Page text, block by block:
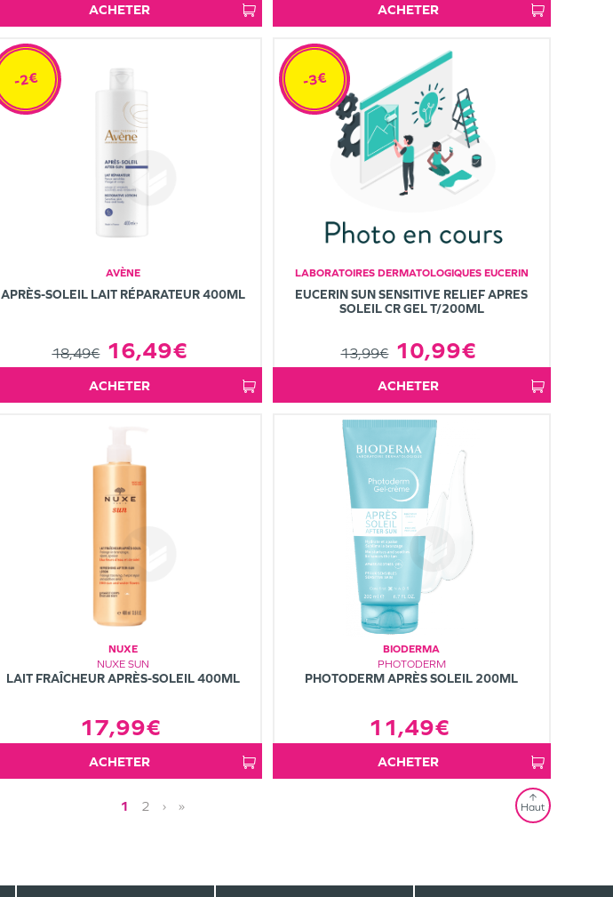
ACHETER ACHETER
AVÈNE
APRÈS-SOLEIL LAIT RÉPARATEUR 400ML
18,49€ 16,49€
-2€
ACHETER
LABORATOIRES DERMATOLOGIQUES EUCERIN
EUCERIN SUN SENSITIVE RELIEF APRES
SOLEIL CR GEL T/200ML
13,99€ 10,99€
-3€
ACHETER
NUXE
NUXE SUN
LAIT FRAÎCHEUR APRÈS-SOLEIL 400ML
17,99€
ACHETER
BIODERMA
PHOTODERM
PHOTODERM APRÈS SOLEIL 200ML
11,49€
ACHETER
1 2 › » Haut